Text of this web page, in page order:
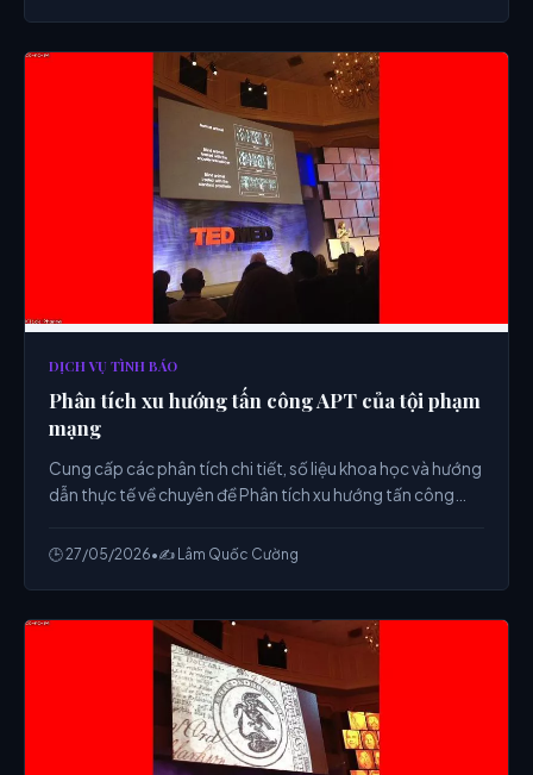
DỊCH VỤ TÌNH BÁO
Phân tích xu hướng tấn công APT của tội phạm
mạng
Cung cấp các phân tích chi tiết, số liệu khoa học và hướng
dẫn thực tế về chuyên đề Phân tích xu hướng tấn công
🕒 27/05/2026•✍️ Lâm Quốc Cường